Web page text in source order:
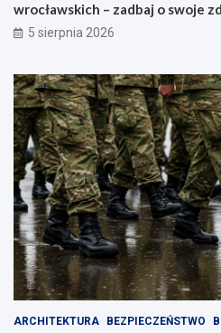
wrocławskich – zadbaj o swoje
5 sierpnia 2026
ARCHITEKTURA BEZPIECZEŃSTWO